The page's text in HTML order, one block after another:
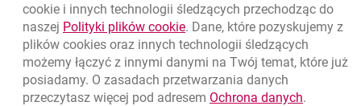
Zadzwoń do nas
801 331 331
(+48) 22 598 40 40
Migam
Znajdź placówkę lub bankomat otwiera się w nowej karcie
cookie i innych technologii śledzących przechodząc do
naszej Polityki plików cookielink otwiera się w nowym oknie
. Dane, które pozyskujemy z
plików cookies oraz innych technologii śledzących
możemy łączyć z innymi danymi na Twój temat, które już
posiadamy. O zasadach przetwarzania danych
przeczytasz więcej pod adresem Ochrona danychlink
.